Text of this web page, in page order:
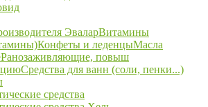
ЭваларВитамины
Конфеты и леденцыМасла
Ранозаживляющие, повыш
Средства для ванн (соли, пенки...)
средства